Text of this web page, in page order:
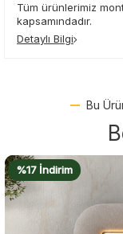
Tüm ürünlerimiz
kapsamındadır.
Detaylı Bilgi
Bu
%17 İndirim